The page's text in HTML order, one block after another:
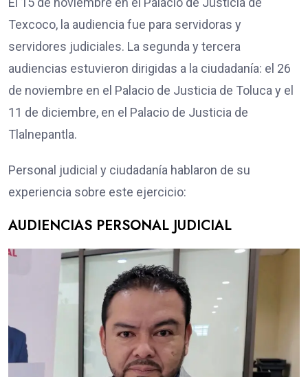
Texcoco, la audiencia fue para servidoras y
servidores judiciales. La segunda y tercera
audiencias estuvieron dirigidas a la ciudadanía: el 26
de noviembre en el Palacio de Justicia de Toluca y el
11 de diciembre, en el Palacio de Justicia de
Tlalnepantla.
Personal judicial y ciudadanía hablaron de su
experiencia sobre este ejercicio:
AUDIENCIAS PERSONAL JUDICIAL